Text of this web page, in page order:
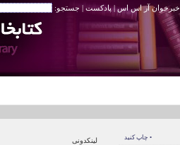
خبرخوان آر اس اس|پادکست | جستجو:
• چاپ کنید
لینکدونی